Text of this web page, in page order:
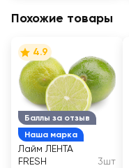
Похожие товары
Баллы за отзыв
Наша марка
4.9
Лайм ЛЕНТА
FRESH
3шт